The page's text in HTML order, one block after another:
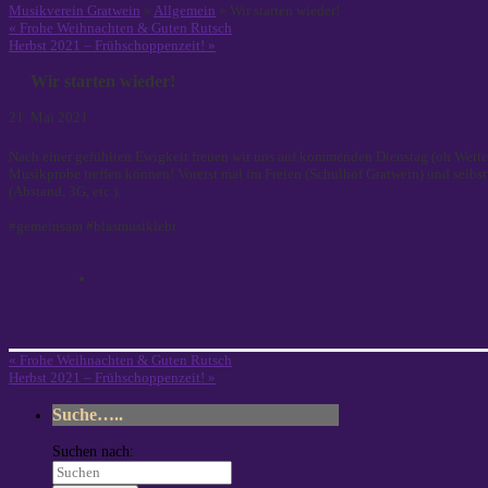
Musikverein Gratwein » Allgemein » Wir starten wieder!
« Frohe Weihnachten & Guten Rutsch
Herbst 2021 – Frühschoppenzeit! »
Wir starten wieder!
21. Mai 2021
Nach einer gefühlten Ewigkeit freuen wir uns auf kommenden Dienstag (oh
Musikprobe treffen können! Vorerst mal im Freien (Schulhof Gratwein) und
(Abstand, 3G, etc.).
#gemeinsam #blasmusiklebt
« Frohe Weihnachten & Guten Rutsch
Herbst 2021 – Frühschoppenzeit! »
Suche…..
Suchen nach: